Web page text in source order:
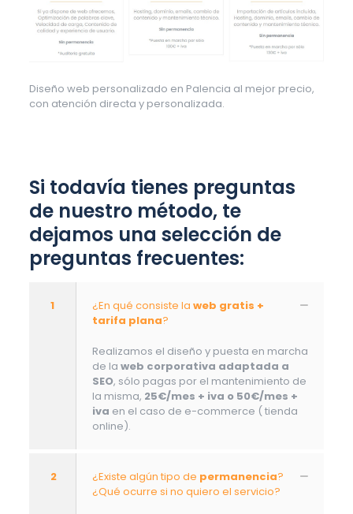
Diseño web personalizado en Palencia al mejor precio,
con atención directa y personalizada.
Si todavía tienes preguntas
de nuestro método, te
dejamos una selección de
preguntas frecuentes:
1 ¿En qué consiste la web gratis +
tarifa plana?
Realizamos el diseño y puesta en marcha
de la web corporativa adaptada a
SEO, sólo pagas por el mantenimiento de
la misma, 25€/mes + iva o 50€/mes +
iva en el caso de e-commerce ( tienda
online).
2 ¿Existe algún tipo de permanencia?
¿Qué ocurre si no quiero el servicio?